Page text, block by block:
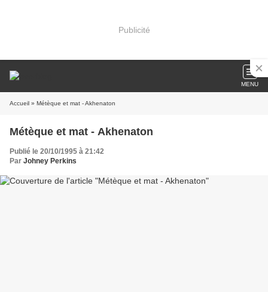
Publicité
MENU
Accueil » Métèque et mat - Akhenaton
Métèque et mat - Akhenaton
Publié le 20/10/1995 à 21:42
Par Johney Perkins